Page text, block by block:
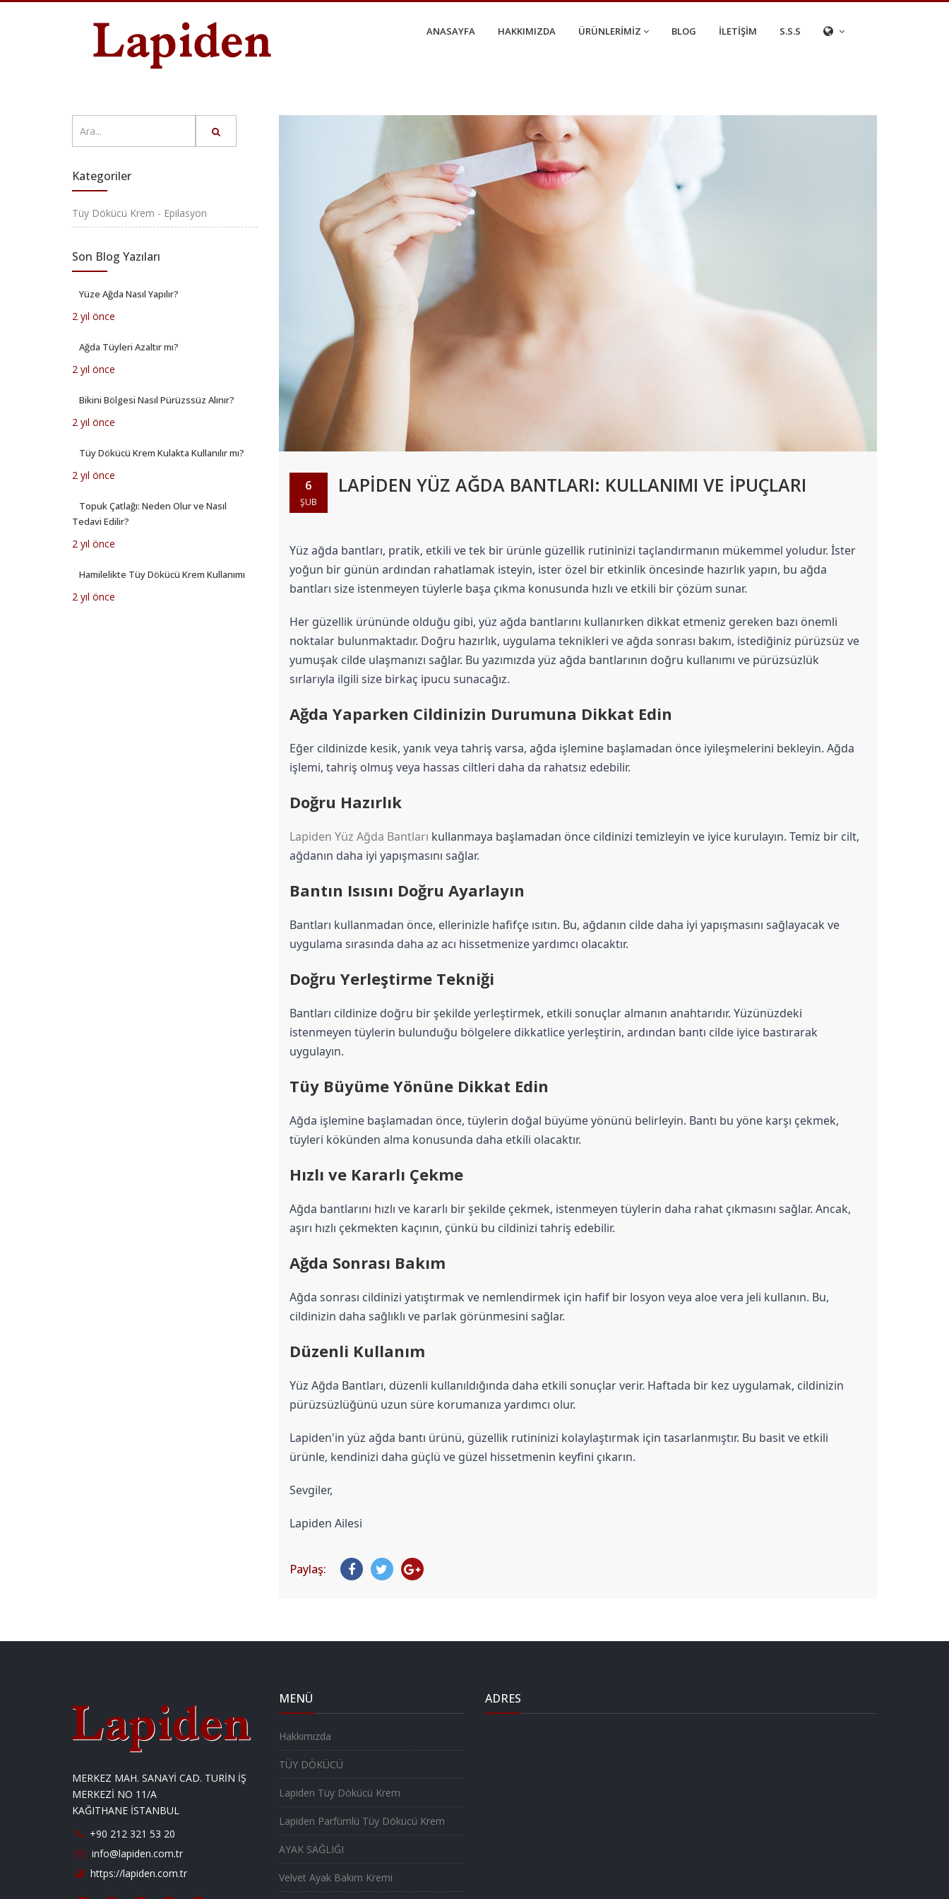
ANASAYFA HAKKIMIZDA ÜRÜNLERİMİZ BLOG İLETİŞİM S.S.S
6
ŞUB
LAPIDEN YÜZ AĞDA BANTLARI: KULLANIMI VE İPUÇLARI
Yüz ağda bantları, pratik, etkili ve tek bir ürünle güzellik rutininizi taçlandırmanın mükemmel yoludur. İster
yoğun bir günün ardından rahatlamak isteyin, ister özel bir etkinlik öncesinde hazırlık yapın, bu ağda
bantları size istenmeyen tüylerle başa çıkma konusunda hızlı ve etkili bir çözüm sunar.
Her güzellik ürününde olduğu gibi, yüz ağda bantlarını kullanırken dikkat etmeniz gereken bazı önemli
noktalar bulunmaktadır. Doğru hazırlık, uygulama teknikleri ve ağda sonrası bakım, istediğiniz pürüzsüz ve
yumuşak cilde ulaşmanızı sağlar. Bu yazımızda yüz ağda bantlarının doğru kullanımı ve pürüzsüzlük
sırlarıyla ilgili size birkaç ipucu sunacağız.
Ağda Yaparken Cildinizin Durumuna Dikkat Edin
Eğer cildinizde kesik, yanık veya tahriş varsa, ağda işlemine başlamadan önce iyileşmelerini bekleyin. Ağda
işlemi, tahriş olmuş veya hassas ciltleri daha da rahatsız edebilir.
Doğru Hazırlık
Lapiden Yüz Ağda Bantları kullanmaya başlamadan önce cildinizi temizleyin ve iyice kurulayın. Temiz bir cilt,
ağdanın daha iyi yapışmasını sağlar.
Bantın Isısını Doğru Ayarlayın
Bantları kullanmadan önce, ellerinizle hafifçe ısıtın. Bu, ağdanın cilde daha iyi yapışmasını sağlayacak ve
uygulama sırasında daha az acı hissetmenize yardımcı olacaktır.
Doğru Yerleştirme Tekniği
Bantları cildinize doğru bir şekilde yerleştirmek, etkili sonuçlar almanın anahtarıdır. Yüzünüzdeki
istenmeyen tüylerin bulunduğu bölgelere dikkatlice yerleştirin, ardından bantı cilde iyice bastırarak
uygulayın.
Tüy Büyüme Yönüne Dikkat Edin
Ağda işlemine başlamadan önce, tüylerin doğal büyüme yönünü belirleyin. Bantı bu yöne karşı çekmek,
tüyleri kökünden alma konusunda daha etkili olacaktır.
Hızlı ve Kararlı Çekme
Ağda bantlarını hızlı ve kararlı bir şekilde çekmek, istenmeyen tüylerin daha rahat çıkmasını sağlar. Ancak,
aşırı hızlı çekmekten kaçının, çünkü bu cildinizi tahriş edebilir.
Ağda Sonrası Bakım
Ağda sonrası cildinizi yatıştırmak ve nemlendirmek için hafif bir losyon veya aloe vera jeli kullanın. Bu,
cildinizin daha sağlıklı ve parlak görünmesini sağlar.
Düzenli Kullanım
Yüz Ağda Bantları, düzenli kullanıldığında daha etkili sonuçlar verir. Haftada bir kez uygulamak, cildinizin
pürüzsüzlüğünü uzun süre korumanıza yardımcı olur.
Lapiden'in yüz ağda bantı ürünü, güzellik rutininizi kolaylaştırmak için tasarlanmıştır. Bu basit ve etkili
ürünle, kendinizi daha güçlü ve güzel hissetmenin keyfini çıkarın.
Sevgiler,
Lapiden Ailesi
Paylaş:
Kategoriler
Tüy Dökücü Krem - Epilasyon
Son Blog Yazıları
Yüze Ağda Nasıl Yapılır?
2 yıl önce
Ağda Tüyleri Azaltır mı?
2 yıl önce
Bikini Bölgesi Nasıl Pürüzssüz Alınır?
2 yıl önce
Tüy Dökücü Krem Kulakta Kullanılır mı?
2 yıl önce
Topuk Çatlağı: Neden Olur ve Nasıl
Tedavi Edilir?
2 yıl önce
Hamilelikte Tüy Dökücü Krem Kullanımı
2 yıl önce
MERKEZ MAH. SANAYİ CAD. TURİN İŞ
MERKEZİ NO 11/A
KAĞITHANE İSTANBUL
+90 212 321 53 20
info@lapiden.com.tr
https://lapiden.com.tr
MENÜ
Hakkımızda
TÜY DÖKÜCÜ
Lapiden Tüy Dökücü Krem
Lapiden Parfümlü Tüy Dökücü Krem
AYAK SAĞLIĞI
Velvet Ayak Bakım Kremi
ADRES